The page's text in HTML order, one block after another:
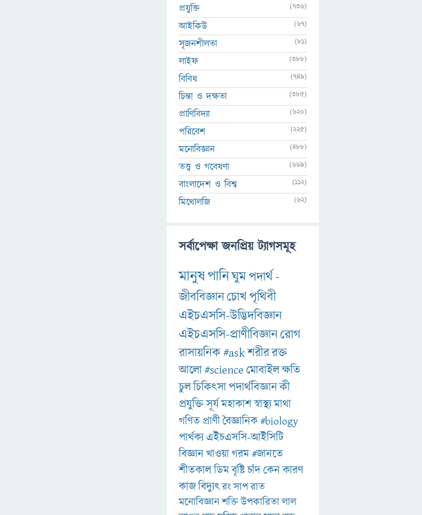
প্রযুক্তি (736)
আইকিউ (67)
সৃজনশীলতা (81)
লাইফ (388)
বিবিধ (749)
চিন্তা ও দক্ষতা (385)
প্রাণিবিদ্যা (620)
পরিবেশ (225)
মনোবিজ্ঞান (488)
তত্ত্ব ও গবেষণা (669)
বাংলাদেশ ও বিশ্ব (112)
মিথোলজি (62)
সর্বাপেক্ষা জনপ্রিয় ট্যাগসমূহ
মানুষপানিঘুমপদার্থ-
জীববিজ্ঞানচোখপৃথিবী
এইচএসসি-উদ্ভিদবিজ্ঞান
এইচএসসি-প্রাণীবিজ্ঞানরোগ
রাসায়নিক#askশরীররক্ত
আলো#scienceমোবাইলক্ষতি
চুলচিকিৎসাপদার্থবিজ্ঞানকী
প্রযুক্তিসূর্যমহাকাশস্বাস্থ্যমাথা
গণিত প্রাণীবৈজ্ঞানিক#biology
পার্থক্য এইচএসসি-আইসিটি
বিজ্ঞানখাওয়াগরম#জানতে
শীতকালডিমবৃষ্টিচাঁদকেনকারণ
কাজবিদ্যুৎরংসাপরাত
মনোবিজ্ঞানশক্তিউপকারিতালাল